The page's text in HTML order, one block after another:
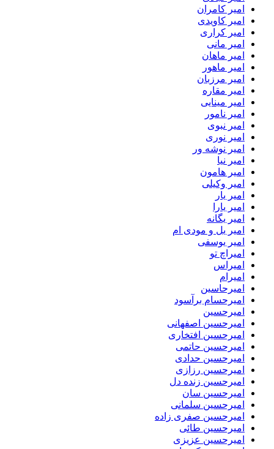
امیر کامران
امیر کاویدی
امیر کراری
امیر مانی
امیر ماهان
امیر ماهور
امیر مرزبان
امیر مقاره
امیر مینایی
امیر نامور
امیر نبوی
امیر نوری
امیر نوشه ور
امیر نیا
امیر هامون
امیر وکیلی
امیر یار
امیر یارا
امیر یگانه
امیر یل و مودی ام
امیر یوسفی
امیراچ تو
امیراس
امیرام
امیرحاسین
امیرحسام برآسود
امیرحسین
امیرحسین اصفهانی
امیرحسین افتخاری
امیرحسین حاتمی
امیرحسین حدادی
امیرحسین رزازی
امیرحسین زنده دل
امیرحسین سان
امیرحسین سلمانی
امیرحسین صفری زاده
امیرحسین طائی
امیرحسین عزیزی